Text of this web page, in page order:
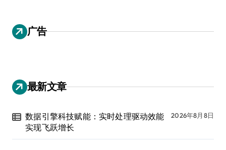
广告
最新文章
数据引擎科技赋能：实时处理驱动效能
实现飞跃增长
2026年8月8日